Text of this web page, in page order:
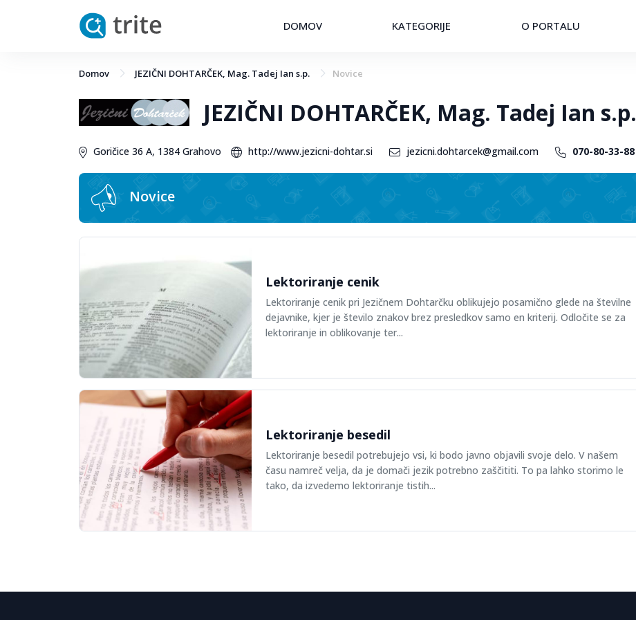
DOMOV KATEGORIJE O PORTALU
Domov JEZIČNI DOHTARČEK, Mag. Tadej Ian s.p. Novice
JEZIČNI DOHTARČEK, Mag. Tadej Ian s.p.
Goričice 36 A, 1384 Grahovo http://www.jezicni-dohtar.si jezicni.dohtarcek@gmail.com 070-80-33-88
Novice
Lektoriranje cenik
Lektoriranje cenik pri Jezičnem Dohtarčku oblikujejo posamično glede na številne
dejavnike, kjer je število znakov brez presledkov samo en kriterij. Odločite se za
lektoriranje in oblikovanje ter...
Lektoriranje besedil
Lektoriranje besedil potrebujejo vsi, ki bodo javno objavili svoje delo. V našem
času namreč velja, da je domači jezik potrebno zaščititi. To pa lahko storimo le
tako, da izvedemo lektoriranje tistih...